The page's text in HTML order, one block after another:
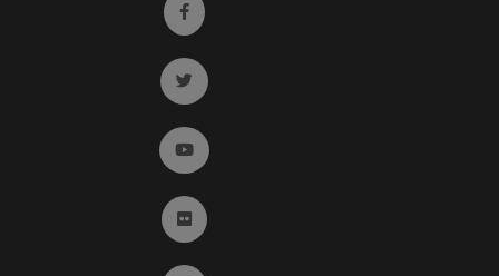
Ir a facebook (abre en ventana nueva)
Ir a twitter (abre en ventana nueva)
Ir a YouTube (abre en ventana nueva)
Ir a Flickr (abre en ventana nueva)